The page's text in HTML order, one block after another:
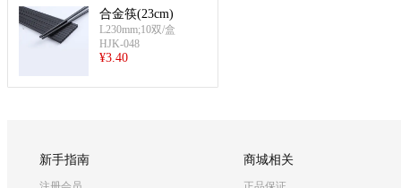
合金筷(23cm)
L230mm;10双/盒
HJK-048
¥3.40
新手指南 商城相关